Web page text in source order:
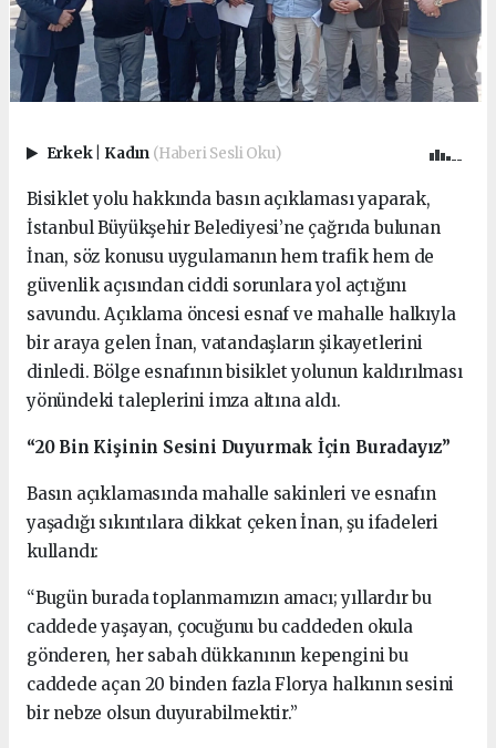
Erkek Kadın (Haberi Sesli Oku)
Bisiklet yolu hakkında basın açıklaması yaparak,
İstanbul Büyükşehir Belediyesi’ne çağrıda bulunan
İnan, söz konusu uygulamanın hem trafik hem de
güvenlik açısından ciddi sorunlara yol açtığını
savundu. Açıklama öncesi esnaf ve mahalle halkıyla
bir araya gelen İnan, vatandaşların şikayetlerini
dinledi. Bölge esnafının bisiklet yolunun kaldırılması
yönündeki taleplerini imza altına aldı.
“20 Bin Kişinin Sesini Duyurmak İçin Buradayız”
Basın açıklamasında mahalle sakinleri ve esnafın
yaşadığı sıkıntılara dikkat çeken İnan, şu ifadeleri
kullandı:
“Bugün burada toplanmamızın amacı; yıllardır bu
caddede yaşayan, çocuğunu bu caddeden okula
gönderen, her sabah dükkanının kepengini bu
caddede açan 20 binden fazla Florya halkının sesini
bir nebze olsun duyurabilmektir.”